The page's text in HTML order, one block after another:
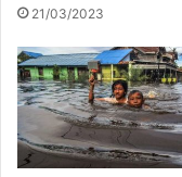
21/03/2023